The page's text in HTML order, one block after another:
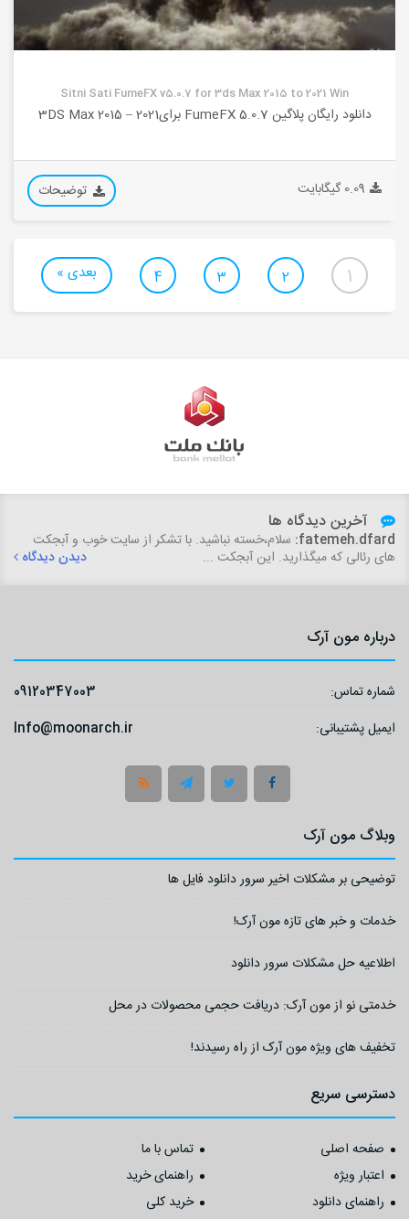
Sitni Sati FumeFX v5.0.7 for 3ds Max 2015 to 2021 Win
دانلود رایگان پلاگین FumeFX 5.0.7 برای3DS Max 2015 – 2021
0.09 گیگابایت توضیحات
1
2
3
4 بعدی »
آخرین دیدگاه ها
fatemeh.dfard: سلام،خسته نباشید. با تشکر از سایت خوب و آبجکت
های رئالی که میگذارید. این آبجکت ... دیدن دیدگاه
درباره مون آرک
شماره تماس:
09120347003
ایمیل پشتیبانی:
Info@moonarch.ir
وبلاگ مون آرک
توضیحی بر مشکلات اخیر سرور دانلود فایل ها
خدمات و خبر های تازه مون آرک!
اطلاعیه حل مشکلات سرور دانلود
خدمتی نو از مون آرک: دریافت حجمی محصولات در محل
تخفیف های ویژه مون آرک از راه رسیدند!
دسترسی سریع
صفحه اصلی
تماس با ما
اعتبار ویژه
راهنمای خرید
راهنمای دانلود
خرید کلی